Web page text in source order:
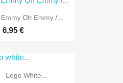
Oh Emmy /...
6,95 €
Logo White...